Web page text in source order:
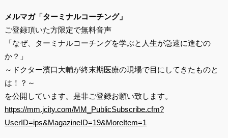
メルマガ「ターミナルコーチング」
ご登録頂いた方限定で無料音声
「なぜ、ターミナルコーチングを学ぶと人生が急速に進むの
か？」
～ドクター濱口大輔が終末期医療の現場で目にしてきたものと
は！？～
を公開しています。是非ご登録お願い致します。
https://mm.jcity.com/MM_PublicSubscribe.cfm?
UserID=ips&MagazineID=19&MoreItem=1